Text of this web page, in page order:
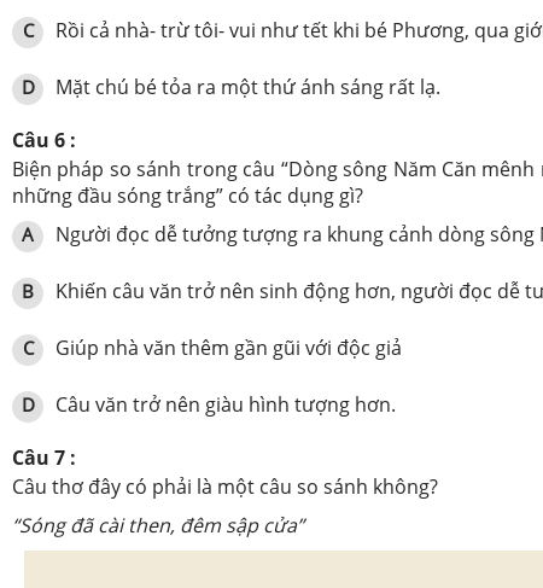
C Rồi cả nhà- trừ tôi- vui như tết khi bé Phương, qua
D
Mặt chú bé tỏa ra một thứ ánh sáng rất lạ.
Câu 6 :
Biện pháp so sánh trong câu “Dòng sông Năm Căn
những đầu sóng trắng” có tác dụng gì?
A Người đọc dễ tưởng tượng ra khung cảnh dòng sông
B Khiến câu văn trở nên sinh động hơn, người đọc dễ
C Giúp nhà văn thêm gần gũi với độc giả
D
Câu văn trở nên giàu hình tượng hơn.
Câu 7 :
Câu thơ đây có phải là một câu so sánh không?
“Sóng đã cài then, đêm sập cửa”